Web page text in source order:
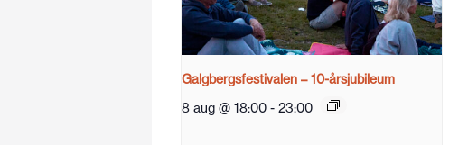
Galgbergsfestivalen – 10-årsjubileum
8 aug @ 18:00 - 23:00